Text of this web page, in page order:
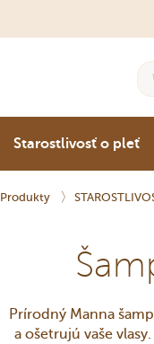
Starostlivosť o pleť
Produkty
Prírodný Manna
a ošetrujú vaše